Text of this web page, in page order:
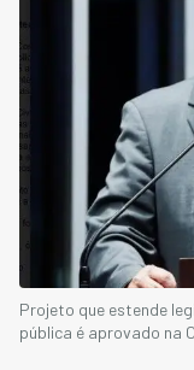
Projeto que estende
pública é aprovado na